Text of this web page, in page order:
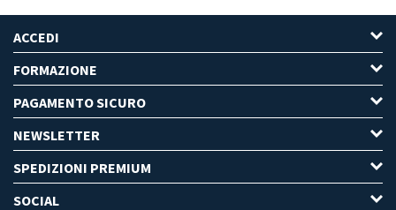
ACCEDI
FORMAZIONE
PAGAMENTO SICURO
NEWSLETTER
SPEDIZIONI PREMIUM
SOCIAL